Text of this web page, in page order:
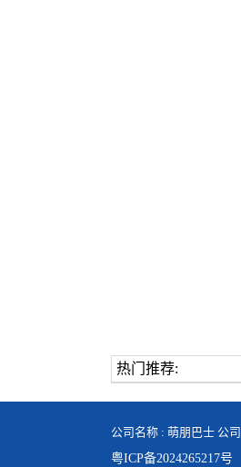
热门推荐:
公司名称 : 萌朋巴士 公
粤ICP备2024265217号